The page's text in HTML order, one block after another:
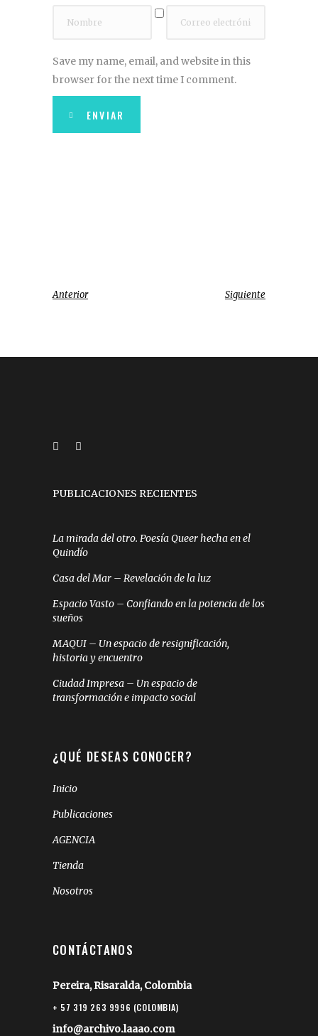
Save my name, email, and website in this
browser for the next time I comment.
ENVIAR
Anterior Siguiente
PUBLICACIONES RECIENTES
La mirada del otro. Poesía Queer hecha en el
Quindío
Casa del Mar – Revelación de la luz
Espacio Vasto – Confiando en la potencia de los
sueños
MAQUI – Un espacio de resignificación,
historia y encuentro
Ciudad Impresa – Un espacio de
transformación e impacto social
¿QUÉ DESEAS CONOCER?
Inicio
Publicaciones
AGENCIA
Tienda
Nosotros
CONTÁCTANOS
Pereira, Risaralda, Colombia
+ 57 319 263 9996 (COLOMBIA)
info@archivo.laaao.com